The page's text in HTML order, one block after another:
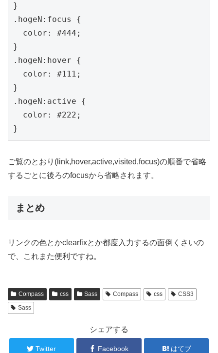
}
.hogeN:focus {
  color: #444;
}
.hogeN:hover {
  color: #111;
}
.hogeN:active {
  color: #222;
}
ご覧のとおり(link,hover,active,visited,focus)の順番で省略
するごとに後ろのfocusから省略されます。
まとめ
リンクの色とかclearfixとか都度入力するの面倒くさいの
で、これまた便利ですね。
Compass css Sass Compass css
CSS3
Sass
シェアする
Twitter Facebook はてブ